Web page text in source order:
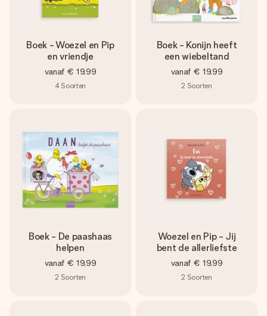
Boek - Woezel en Pip
en vriendje
vanaf € 19,99
4 Soorten
Boek - Konijn heeft
een wiebeltand
vanaf € 19,99
2 Soorten
Boek - De paashaas
helpen
vanaf € 19,99
2 Soorten
Woezel en Pip - Jij
bent de allerliefste
vanaf € 19,99
2 Soorten